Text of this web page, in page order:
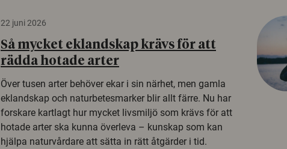
22 juni 2026
Så mycket eklandskap krävs för att
rädda hotade arter
Över tusen arter behöver ekar i sin närhet, men gamla
eklandskap och naturbetesmarker blir allt färre. Nu har
forskare kartlagt hur mycket livsmiljö som krävs för att
hotade arter ska kunna överleva – kunskap som kan
hjälpa naturvårdare att sätta in rätt åtgärder i tid.